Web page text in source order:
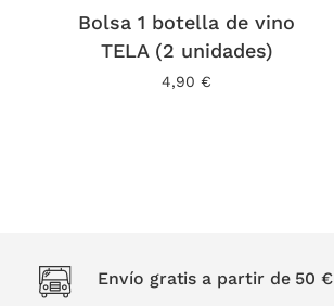
Bolsa 1 botella de vino
TELA (2 unidades)
4,90€
Envío gratis a partir de 50 €